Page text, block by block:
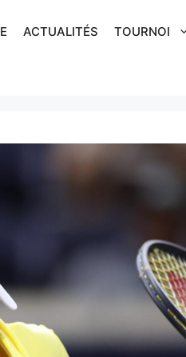
ACTUALITÉS TOURNOI